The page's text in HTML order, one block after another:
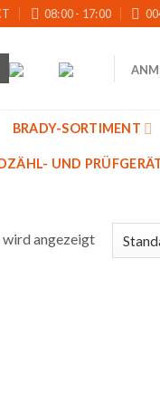
08:00 - 17:00
BRADY-SORTIMENT
UND
wird angezeigt